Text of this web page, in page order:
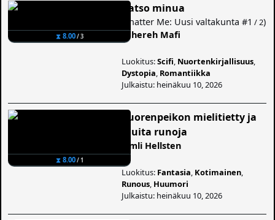
⧗ 8.00/ 3
Katso minua
Shatter Me: Uusi valtakunta #1 / 2)
Tahereh Mafi
Luokitus:Scifi Nuortenkirjallisuus
Dystopia Romantiikka
Julkaistu: heinäkuu 10, 2026
⧗ 8.00/ 1
Vuorenpeikon mielitietty ja
muita runoja
Timli Hellsten
Luokitus: Fantasia Kotimainen
Runous Huumori
Julkaistu: heinäkuu 10, 2026